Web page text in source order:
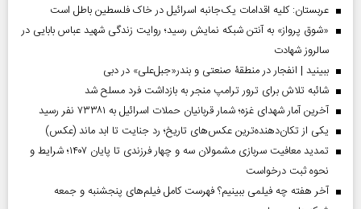
عربستان: کلیه اقدامات یک‌جانبه اسرائیل در خاک فلسطین باطل است
«شوق پرواز» به آنتن شبکه نمایش رسید؛ روایت زندگی شهید عباس بابایی در
سالروز شهادت
ببینید | انفجار در منطقۀ صنعتی و بندر«جبل‌علی» در دبی
شائبه تلاش برای ترور ترامپ منجر به بازداشت فرد مسلح شد
آخرین آمار شهدای غزه؛ شمار قربانیان حملات اسرائیل به ۷۳۳۸۱ نفر رسید
یکی از تکان‌دهنده‌ترین عکس‌های تاریخ؛ رد جنایت تا ابد ماند (عکس)
تمدید معافیت سربازی مشمولان سه و چهار فرزندی تا پایان ۱۴۰۷؛ شرایط و
نحوه ثبت درخواست
آخر هفته چه فیلمی ببینیم؟ فهرست کامل فیلم‌های پنجشنبه و جمعه